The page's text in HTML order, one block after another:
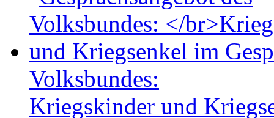
Volksbundes:
Kriegskinder und